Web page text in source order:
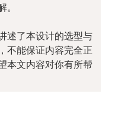
述了本设计的选型与
不能保证内容完全正
本文内容对你有所帮